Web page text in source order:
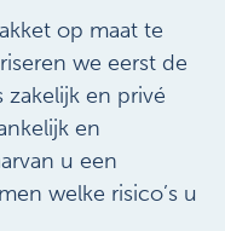
op maat te
we eerst de
zakelijk en privé
en
u een
welke risico’s u